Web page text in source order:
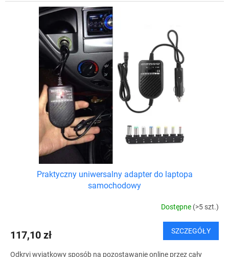
Praktyczny uniwersalny adapter do laptopa
samochodowy
Dostępne (>5 szt.)
117,10 zł SZCZEGÓŁY
Odkryj wyjątkowy sposób na pozostawanie online przez cały